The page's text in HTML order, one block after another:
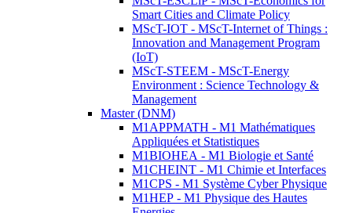
Smart Cities and Climate Policy
MScT-IOT - MScT-Internet of Things :
Innovation and Management Program
(IoT)
MScT-STEEM - MScT-Energy
Environment : Science Technology &
Management
Master (DNM)
M1APPMATH - M1 Mathématiques
Appliquées et Statistiques
M1BIOHEA - M1 Biologie et Santé
M1CHEINT - M1 Chimie et Interfaces
M1CPS - M1 Système Cyber Physique
M1HEP - M1 Physique des Hautes